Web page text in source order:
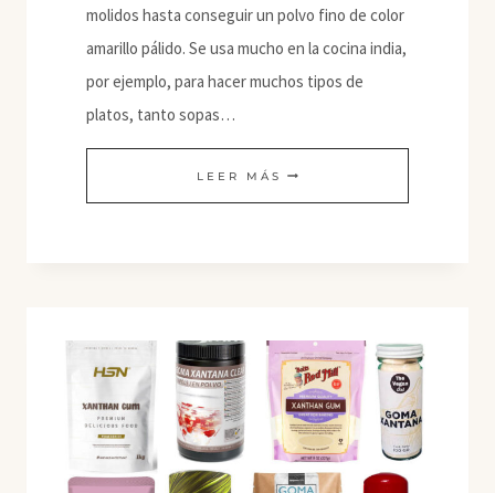
molidos hasta conseguir un polvo fino de color
amarillo pálido. Se usa mucho en la cocina india,
por ejemplo, para hacer muchos tipos de
platos, tanto sopas…
LEER MÁS HARINA
DE